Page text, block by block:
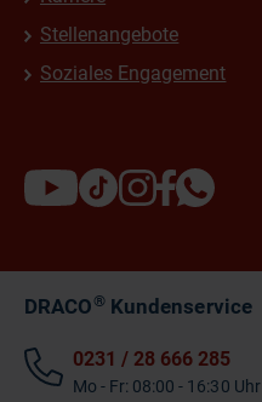
Stellenangebote
Soziales Engagement
DRACO®Kundenservice
0231 / 28 666 285
Mo - Fr: 08:00 - 16:30 Uhr